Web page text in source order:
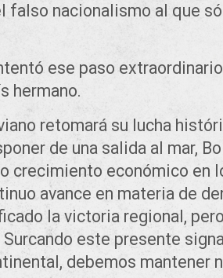
falso nacionalismo al que
ese paso
hermano.
retomará su lucha
de una salida al mar,
crecimiento económico en
avance en materia de
la victoria regional,
este presente
debemos mantener